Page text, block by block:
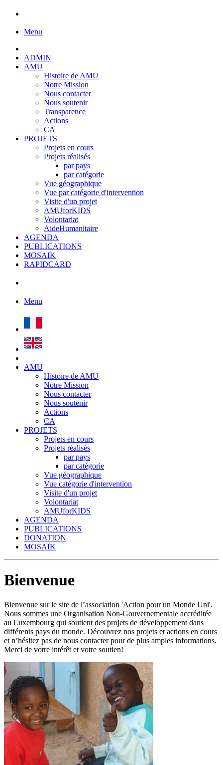
Menu
ADMIN
AMU
Histoire de AMU
Notre Mission
Nous contacter
Nous soutenir
Transparence
Actions
CA
PROJETS
Projets en cours
Projets réalisés
par pays
par catégorie
Vue géographique
Vue par catégorie d'intervention
Visite d'un projet
AMUforKIDS
Volontariat
AideHumanitaire
AGENDA
PUBLICATIONS
MOSAIK
RAPIDCARD
Menu
AMU
Histoire de AMU
Notre Mission
Nous contacter
Nous soutenir
Actions
CA
PROJETS
Projets en cours
Projets réalisés
par pays
par catégorie
Vue géographique
Vue catégorie d'intervention
Visite d'un projet
Volontariat
AMUforKIDS
AGENDA
PUBLICATIONS
DONATION
MOSAÏK
Bienvenue
Bienvenue sur le site de l’association 'Action pour un Monde Uni'.
Nous sommes une Organisation Non-Gouvernementale accréditée
au Luxembourg qui soutient des projets de développement dans
différents pays du monde. Découvrez nos projets et actions en cours
et n’hésitez pas de nous contacter pour de plus amples informations.
Merci de votre intérêt et votre soutien!